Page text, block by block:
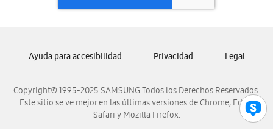
Samsung Panamá
Samsung Venezuela
Copyright© 1995-2025 SAMSUNG Todos los Derechos Reservados.
Este sitio se ve mejor en las últimas versiones de Chrome, Edge,
Safari y Mozilla Firefox.
Ayuda para accesibilidad Privacidad Legal